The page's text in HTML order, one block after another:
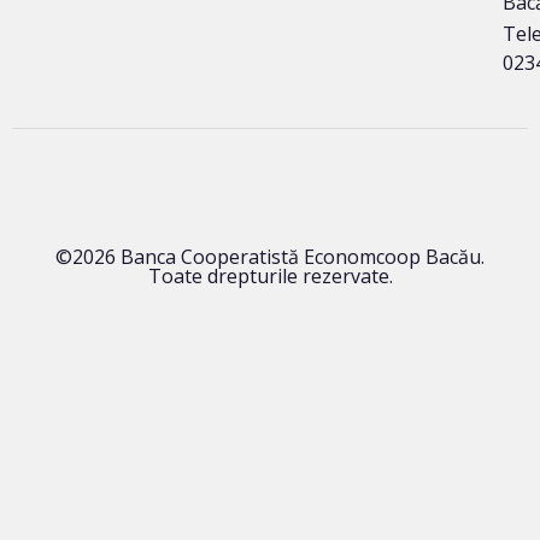
©2026 Banca Cooperatistă Economcoop Bacău.
Toate drepturile rezervate.